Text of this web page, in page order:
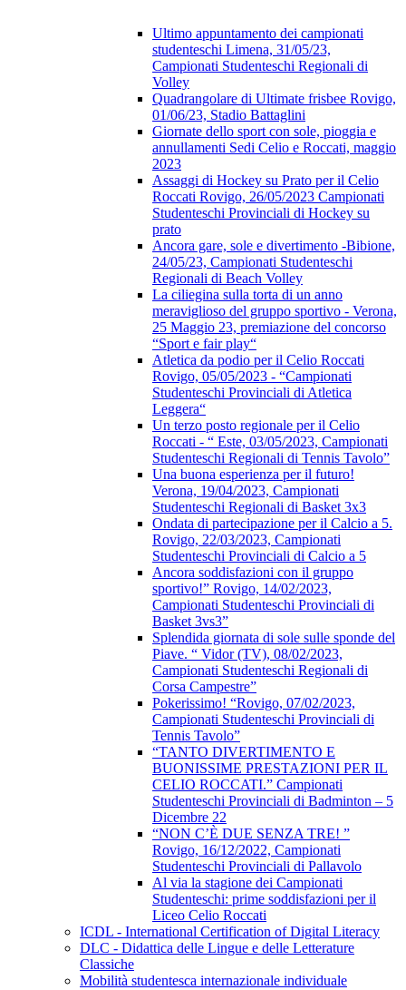
Ultimo appuntamento dei campionati
studenteschi Limena, 31/05/23,
Campionati Studenteschi Regionali di
Volley
Quadrangolare di Ultimate frisbee Rovigo,
01/06/23, Stadio Battaglini
Giornate dello sport con sole, pioggia e
annullamenti Sedi Celio e Roccati, maggio
2023
Assaggi di Hockey su Prato per il Celio
Roccati Rovigo, 26/05/2023 Campionati
Studenteschi Provinciali di Hockey su
prato
Ancora gare, sole e divertimento -Bibione,
24/05/23, Campionati Studenteschi
Regionali di Beach Volley
La ciliegina sulla torta di un anno
meraviglioso del gruppo sportivo - Verona,
25 Maggio 23, premiazione del concorso
“Sport e fair play“
Atletica da podio per il Celio Roccati
Rovigo, 05/05/2023 - “Campionati
Studenteschi Provinciali di Atletica
Leggera“
Un terzo posto regionale per il Celio
Roccati - “ Este, 03/05/2023, Campionati
Studenteschi Regionali di Tennis Tavolo”
Una buona esperienza per il futuro!
Verona, 19/04/2023, Campionati
Studenteschi Regionali di Basket 3x3
Ondata di partecipazione per il Calcio a 5.
Rovigo, 22/03/2023, Campionati
Studenteschi Provinciali di Calcio a 5
Ancora soddisfazioni con il gruppo
sportivo!” Rovigo, 14/02/2023,
Campionati Studenteschi Provinciali di
Basket 3vs3”
Splendida giornata di sole sulle sponde del
Piave. “ Vidor (TV), 08/02/2023,
Campionati Studenteschi Regionali di
Corsa Campestre”
Pokerissimo! “Rovigo, 07/02/2023,
Campionati Studenteschi Provinciali di
Tennis Tavolo”
“TANTO DIVERTIMENTO E
BUONISSIME PRESTAZIONI PER IL
CELIO ROCCATI.” Campionati
Studenteschi Provinciali di Badminton – 5
Dicembre 22
“NON C’È DUE SENZA TRE! ”
Rovigo, 16/12/2022, Campionati
Studenteschi Provinciali di Pallavolo
Al via la stagione dei Campionati
Studenteschi: prime soddisfazioni per il
Liceo Celio Roccati
ICDL - International Certification of Digital Literacy
DLC - Didattica delle Lingue e delle Letterature
Classiche
Mobilità studentesca internazionale individuale